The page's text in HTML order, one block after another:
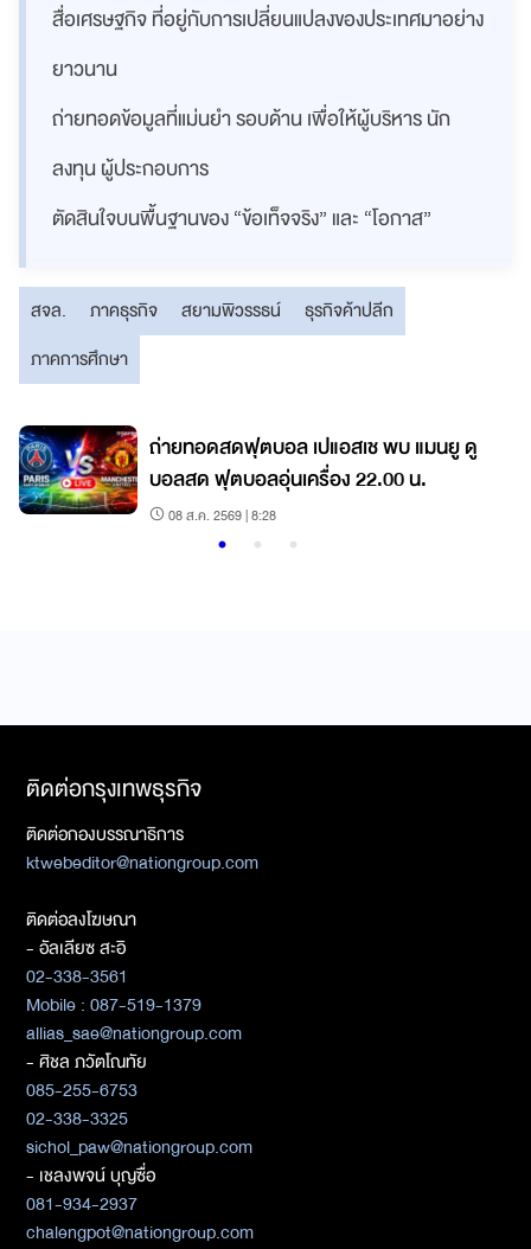
สื่อเศรษฐกิจ ที่อยู่กับการเปลี่ยนแปลงของประเทศมาอย่าง
ยาวนาน
ถ่ายทอดข้อมูลที่แม่นยำ รอบด้าน เพื่อให้ผู้บริหาร นัก
ลงทุน ผู้ประกอบการ
ตัดสินใจบนพื้นฐานของ “ข้อเท็จจริง” และ “โอกาส”
สจล. ภาคธุรกิจ สยามพิวรรธน์
ธุรกิจค้าปลีก
ภาคการศึกษา
ถ่ายทอดสดฟุตบอล เปแอสเช พบ แมนยู ดู
บอลสด ฟุตบอลอุ่นเครื่อง 22.00 น.
08 ส.ค. 2569 | 8:28
ติดต่อกรุงเทพธุรกิจ
ติดต่อกองบรรณาธิการ
ktwebeditor@nationgroup.com
ติดต่อลงโฆษณา
- อัลเลียซ สะอิ
02-338-3561
Mobile : 087-519-1379
allias_sae@nationgroup.com
- ศิชล ภวัตโณทัย
085-255-6753
02-338-3325
sichol_paw@nationgroup.com
- เชลงพจน์ บุญซื่อ
081-934-2937
chalengpot@nationgroup.com